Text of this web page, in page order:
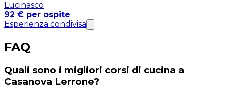
Lucinasco
92 € per ospite
Esperienza condivisa
FAQ
Quali sono i migliori corsi di cucina a
Casanova Lerrone?